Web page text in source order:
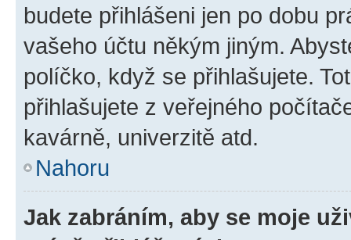
budete přihlášeni jen po dobu
vašeho účtu někým jiným.
políčko, když se přihlašujete.
přihlašujete z veřejného
kavárně, univerzitě atd.
Nahoru
Jak zabráním, aby se moje